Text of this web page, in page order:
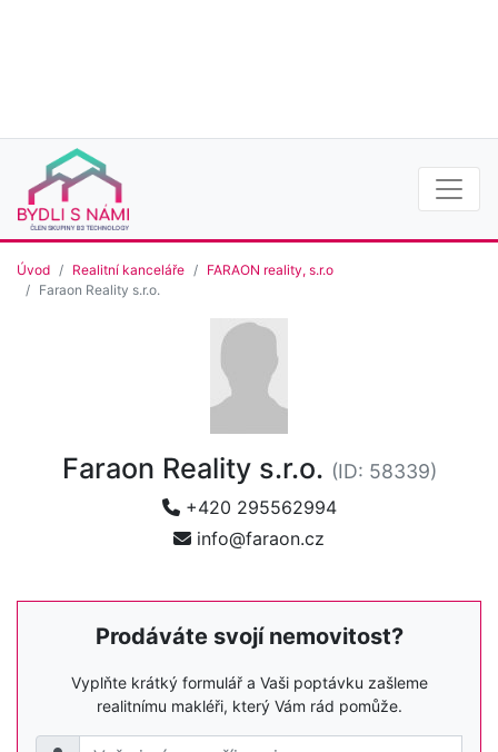
Úvod Realitní kanceláře
FARAON reality, s.r.o
Faraon Reality s.r.o.
Faraon Reality s.r.o. (ID: 58339)
+420 295562994
info@faraon.cz
Prodáváte svojí nemovitost?
Vyplňte krátký formulář a Vaši poptávku zašleme
realitnímu makléři, který Vám rád pomůže.